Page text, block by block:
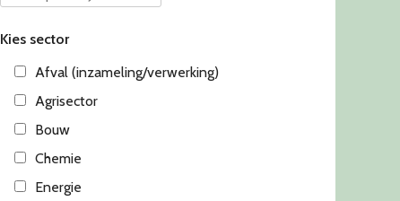
Kies sector
Afval (inzameling/verwerking)
Agrisector
Bouw
Chemie
Energie